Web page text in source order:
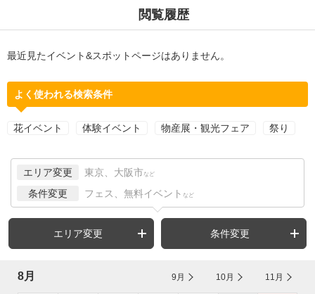
閲覧履歴
最近見たイベント&スポットページはありません。
よく使われる検索条件
花イベント 体験イベント 物産展・観光フェア 祭り
エリア変更 東京、大阪市 など
条件変更 フェス、無料イベント など
エリア変更 条件変更
8月 9月 10月 11月